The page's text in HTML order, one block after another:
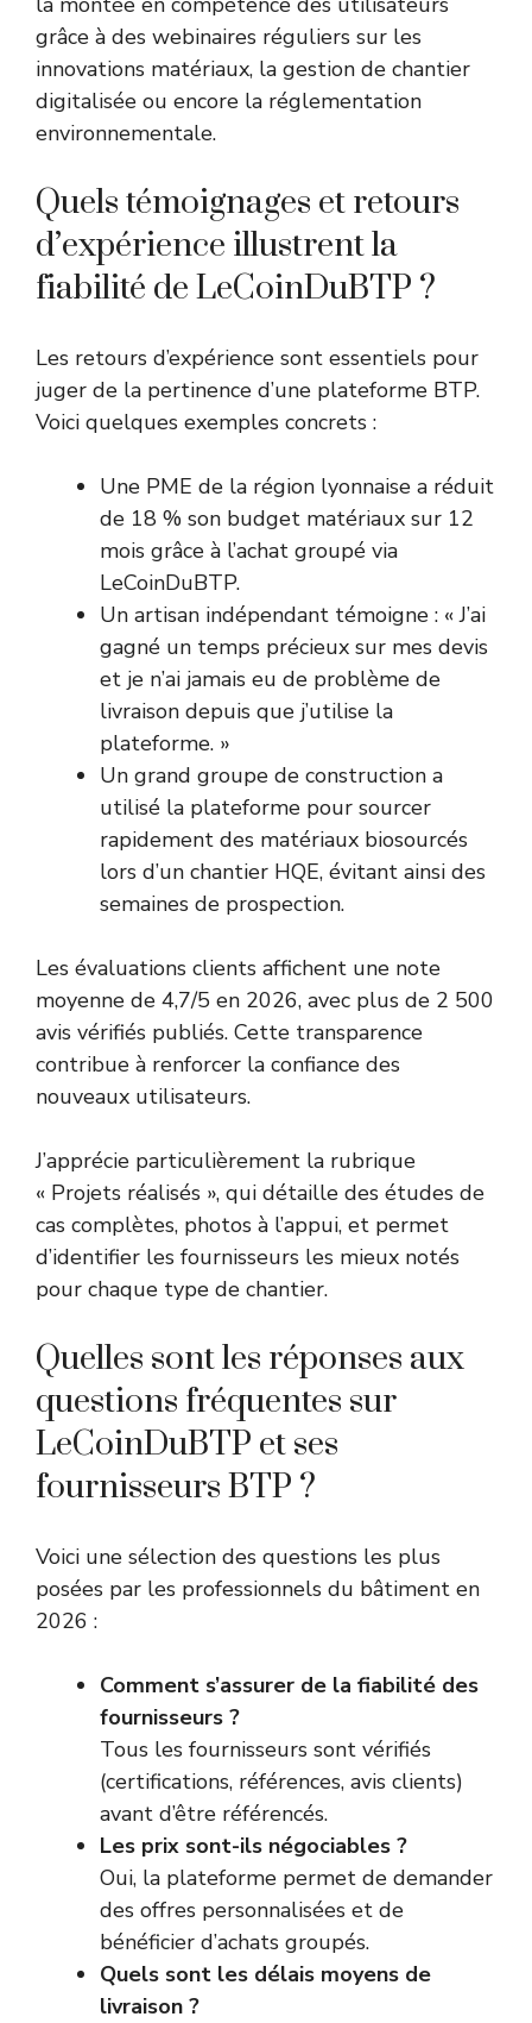
grâce à des webinaires réguliers sur les
innovations matériaux, la gestion de chantier
digitalisée ou encore la réglementation
environnementale.
Quels témoignages et retours
d’expérience illustrent la
fiabilité de LeCoinDuBTP ?
Les retours d’expérience sont essentiels pour
juger de la pertinence d’une plateforme BTP.
Voici quelques exemples concrets :
Une PME de la région lyonnaise a réduit
de 18 % son budget matériaux sur 12
mois grâce à l’achat groupé via
LeCoinDuBTP.
Un artisan indépendant témoigne : « J’ai
gagné un temps précieux sur mes devis
et je n’ai jamais eu de problème de
livraison depuis que j’utilise la
plateforme. »
Un grand groupe de construction a
utilisé la plateforme pour sourcer
rapidement des matériaux biosourcés
lors d’un chantier HQE, évitant ainsi des
semaines de prospection.
Les évaluations clients affichent une note
moyenne de 4,7/5 en 2026, avec plus de 2 500
avis vérifiés publiés. Cette transparence
contribue à renforcer la confiance des
nouveaux utilisateurs.
J’apprécie particulièrement la rubrique
« Projets réalisés », qui détaille des études de
cas complètes, photos à l’appui, et permet
d’identifier les fournisseurs les mieux notés
pour chaque type de chantier.
Quelles sont les réponses aux
questions fréquentes sur
LeCoinDuBTP et ses
fournisseurs BTP ?
Voici une sélection des questions les plus
posées par les professionnels du bâtiment en
2026 :
Comment s’assurer de la fiabilité des
fournisseurs ?
Tous les fournisseurs sont vérifiés
(certifications, références, avis clients)
avant d’être référencés.
Les prix sont-ils négociables ?
Oui, la plateforme permet de demander
des offres personnalisées et de
bénéficier d’achats groupés.
Quels sont les délais moyens de
livraison ?